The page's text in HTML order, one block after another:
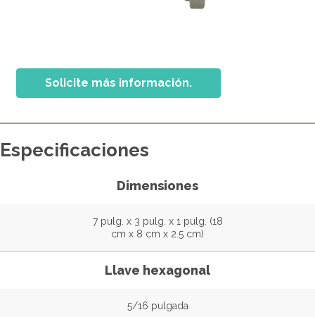
Solicite más información.
Especificaciones
Dimensiones
7 pulg. x 3 pulg. x 1 pulg. (18
cm x 8 cm x 2.5 cm)
Llave hexagonal
5/16 pulgada